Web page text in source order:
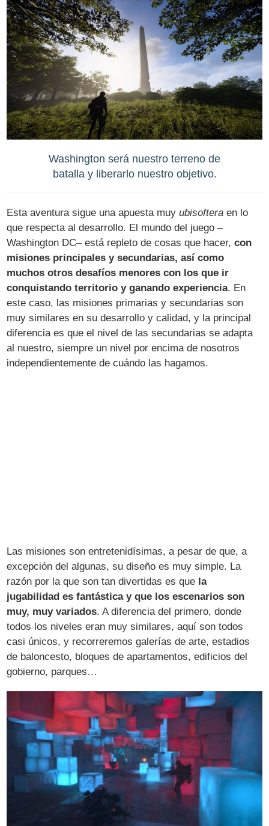
Washington será nuestro terreno de
batalla y liberarlo nuestro objetivo.
Esta aventura sigue una apuesta muyubisoftera en lo
que respecta al desarrollo. El mundo del juego –
Washington DC– está repleto de cosas que hacer,con
misiones principales y secundarias, así como
muchos otros desafíos menores con los que ir
conquistando territorio y ganando experiencia. En
este caso, las misiones primarias y secundarias son
muy similares en su desarrollo y calidad, y la principal
diferencia es que el nivel de las secundarias se adapta
al nuestro, siempre un nivel por encima de nosotros
independientemente de cuándo las hagamos.
Las misiones son entretenidísimas, a pesar de que, a
excepción del algunas, su diseño es muy simple. La
razón por la que son tan divertidas es que la
jugabilidad es fantástica y que los escenarios son
muy, muy variados. A diferencia del primero, donde
todos los niveles eran muy similares, aquí son todos
casi únicos, y recorreremos galerías de arte, estadios
de baloncesto, bloques de apartamentos, edificios del
gobierno, parques…